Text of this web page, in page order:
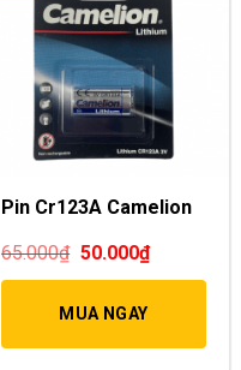
Pin Cr123A Camelion
65.000₫ 50.000₫
MUA NGAY